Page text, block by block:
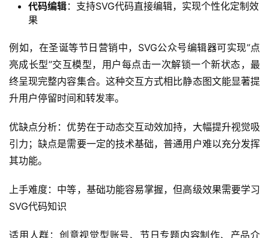
核心功能介绍：
众号文章
互动组件：点击展开、滑动切换、长按显示等互动元
素，提升用户参与感
高级排版：文字绕图、不规则布局等高级排版功能，突
代码编辑 ：支持SVG代码直接编辑，实现个性化定制效
果
亮成长型”交互模型，用户每点击一次解锁一个新状态，最
终呈现完整内容集合。这种交互方式相比静态图文能显著提